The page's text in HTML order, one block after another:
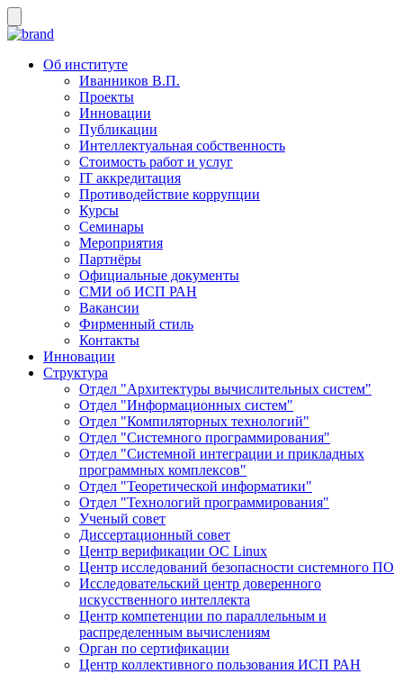
Об институте
Иванников В.П.
Проекты
Инновации
Публикации
Интеллектуальная собственность
Стоимость работ и услуг
IT аккредитация
Противодействие коррупции
Курсы
Семинары
Мероприятия
Партнёры
Официальные документы
СМИ об ИСП РАН
Вакансии
Фирменный стиль
Контакты
Инновации
Структура
Отдел "Архитектуры вычислительных систем"
Отдел "Информационных систем"
Отдел "Компиляторных технологий"
Отдел "Системного программирования"
Отдел "Системной интеграции и прикладных
программных комплексов"
Отдел "Теоретической информатики"
Отдел "Технологий программирования"
Ученый совет
Диссертационный совет
Центр верификации ОС Linux
Центр исследований безопасности системного ПО
Исследовательский центр доверенного
искусственного интеллекта
Центр компетенции по параллельным и
распределенным вычислениям
Орган по сертификации
Центр коллективного пользования ИСП РАН